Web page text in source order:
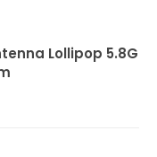
Lollipop 5.8G